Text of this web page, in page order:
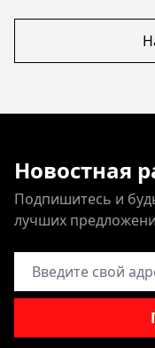
Новостная
Подпишитесь и
лучших
Адрес электронной